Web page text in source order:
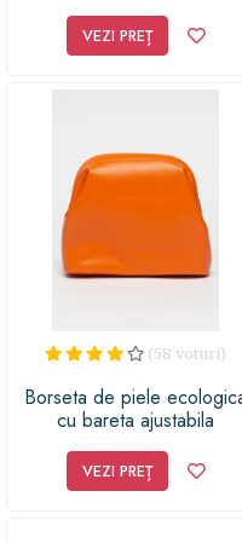
reflexe - BRS375
VEZI PREȚ
(58 voturi)
Borseta de piele
cu bareta ajustabila
VEZI PREȚ